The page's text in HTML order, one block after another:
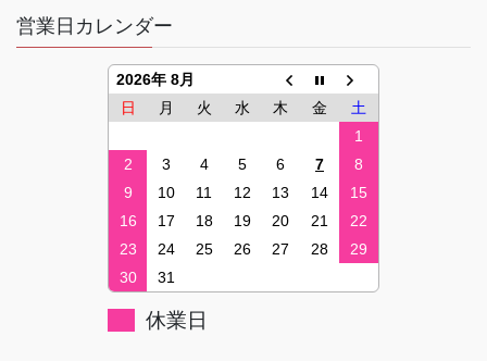
営業日カレンダー
2026年 8月
日
月 火 水 木 金
土
1
2
3 4 5 6 7
8
9
10 11 12 13 14
15
16
17 18 19 20 21
22
23
24 25 26 27 28
29
30
31
休業日